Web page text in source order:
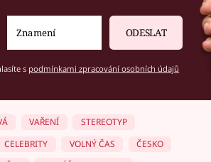
ODESLAT
s podmínkami zpracování osobních údajů
VAŘENÍ
STEREOTYP
CELEBRITY VOLNÝ ČAS
ČESKO